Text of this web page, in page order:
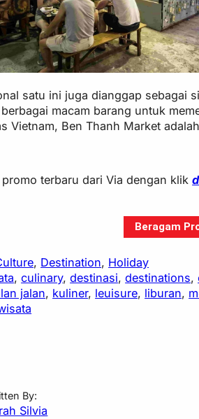
satu ini juga dianggap sebagai
macam barang untuk
Vietnam, Ben Thanh Market
terbaru dari Via dengan klik
Beragam
, Destination, Holiday
, culinary, destinasi, destinations,
jalan, kuliner, leuisure, liburan,
By:
Silvia